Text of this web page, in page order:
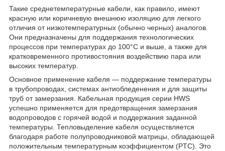
Такие среднетемпературные кабели, как правило, имеют
красную или коричневую внешнюю изоляцию для легкого
отличия от низкотемпературных (обычно черных) аналогов.
Они предназначены для поддержания технологических
процессов при температурах до 100°C и выше, а также для
кратковременного противостояния воздействию пара или
высоких температур.
Основное применение кабеля — поддержание температуры
в трубопроводах, системах антиобледенения и для защиты
труб от замерзания. Кабельная продукция серии HWS
успешно применяется для предотвращения замерзания
водопроводов с горячей водой и поддержания заданной
температуры. Тепловыделение кабеля осуществляется
благодаря работе полупроводниковой матрицы, обладающей
положительным температурным коэффициентом (PTC). Это